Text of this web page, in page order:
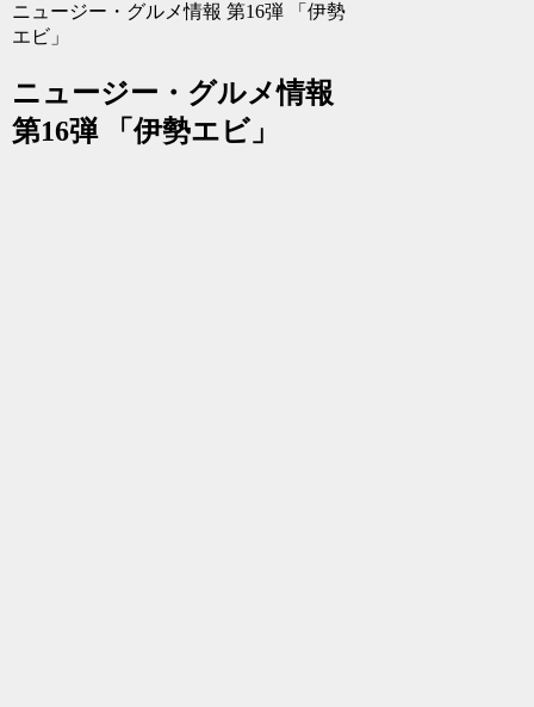
ニュージー・グルメ情報 第16弾 「伊勢
エビ」
ニュージー・グルメ情報
第16弾 「伊勢エビ」